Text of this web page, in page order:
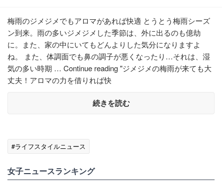
梅雨のジメジメでもアロマがあれば快適 とうとう梅雨シーズ
ン到来。雨の多いジメジメした季節は、外に出るのも億劫
に。また、家の中にいてもどんよりした気分になりますよ
ね。 また、体調面でも鼻の調子が悪くなったり…それは、湿
気の多い時期 … Continue reading "ジメジメの梅雨が来ても大
丈夫！アロマの力を借りれば快
続きを読む
#ライフスタイルニュース
女子ニュースランキング